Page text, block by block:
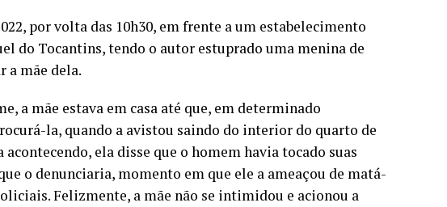
por volta das 10h30, em frente a um estabelecimento
do Tocantins, tendo o autor estuprado uma menina de
a mãe dela.
a mãe estava em casa até que, em determinado
la, quando a avistou saindo do interior do quarto de
acontecendo, ela disse que o homem havia tocado suas
o denunciaria, momento em que ele a ameaçou de matá-
Felizmente, a mãe não se intimidou e acionou a